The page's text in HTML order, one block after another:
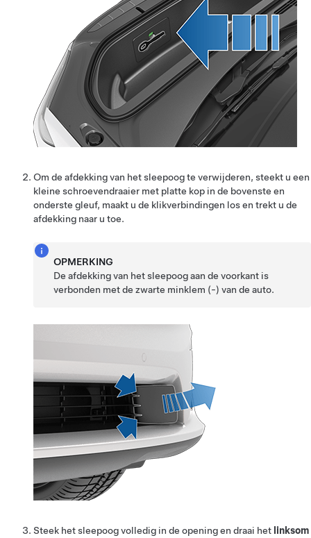
Om de afdekking van het sleepoog te verwijderen, steekt u een
kleine schroevendraaier met platte kop in de bovenste en
onderste gleuf, maakt u de klikverbindingen los en trekt u de
afdekking naar u toe.
OPMERKING
De afdekking van het sleepoog aan de voorkant is
verbonden met de zwarte minklem (-) van de auto.
Steek het sleepoog volledig in de opening en draai het linksom